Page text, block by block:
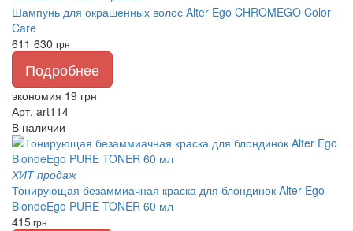
Шампунь для окрашенных волос Alter Ego CHROMEGO Color
Care
611 630 грн
Подробнее
экономия 19 грн
Арт. art114
В наличии
ХИТ продаж
Тонирующая безаммиачная краска для блондинок Alter Ego
BlondeEgo PURE TONER 60 мл
415грн